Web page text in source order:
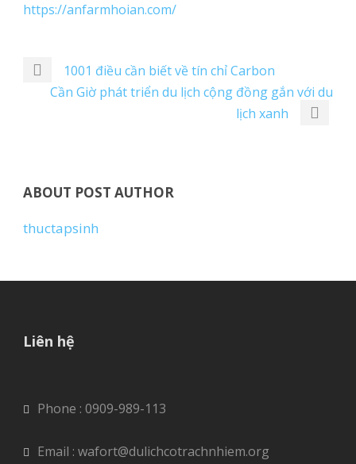
https://anfarmhoian.com/
1001 điều cần biết về tín chỉ Carbon
Cần Giờ phát triển du lịch cộng đồng gắn với du
lịch xanh
ABOUT POST AUTHOR
thuctapsinh
Liên hệ
Phone : 0909-989-113
Email : wafort@dulichcotrachnhiem.org